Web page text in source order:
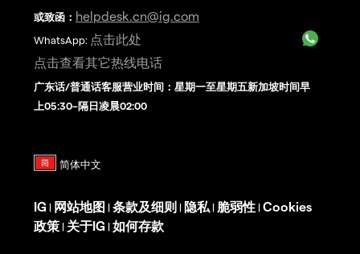
或致函： helpdesk.cn@ig.com
WhatsApp: 点击此处
点击查看其它热线电话
广东话/普通话客服营业时间：星期一至星期五新加坡时间早
上05:30–隔日凌晨02:00
IG | 网站地图 | 条款及细则 | 隐私 | 脆弱性 | Cookies
政策 | 关于IG | 如何存款